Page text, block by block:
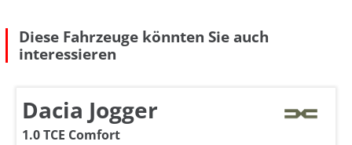
Diese Fahrzeuge könnten Sie auch
interessieren
Dacia Jogger
1.0 TCE Comfort